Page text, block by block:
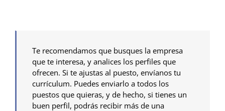
Te recomendamos que busques la empresa
que te interesa, y analices los perfiles que
ofrecen. Si te ajustas al puesto, envíanos tu
currículum. Puedes enviarlo a todos los
puestos que quieras, y de hecho, si tienes un
buen perfil, podrás recibir más de una